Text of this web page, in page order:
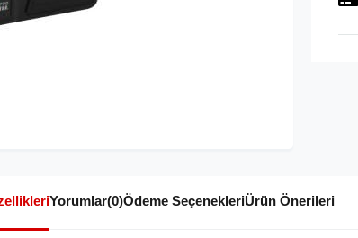
Yorumlar(0)Ödeme SeçenekleriÜrün Önerileri